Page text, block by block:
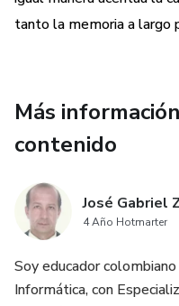
tanto la memoria a largo
Más
contenido
José Gabriel
4 Año Hotmarter
Soy educador
Informática, con